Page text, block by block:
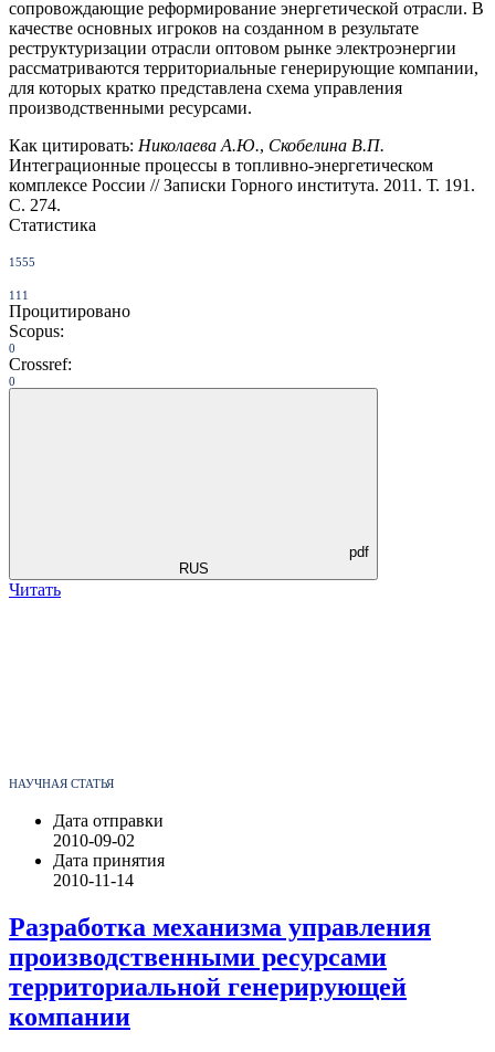
сопровождающие реформирование энергетической отрасли. В
качестве основных игроков на созданном в результате
реструктуризации отрасли оптовом рынке электроэнергии
рассматриваются территориальные генерирующие компании,
для которых кратко представлена схема управления
производственными ресурсами.
Как цитировать: Николаева А.Ю., Скобелина В.П.
Интеграционные процессы в топливно-энергетическом
комплексе России // Записки Горного института. 2011. Т. 191.
С. 274.
Статистика
1555
111
Процитировано
Scopus:
0
Crossref:
0
pdf
RUS
Читать
НАУЧНАЯ СТАТЬЯ
Дата отправки
2010-09-02
Дата принятия
2010-11-14
Разработка механизма управления
производственными ресурсами
территориальной генерирующей
компании